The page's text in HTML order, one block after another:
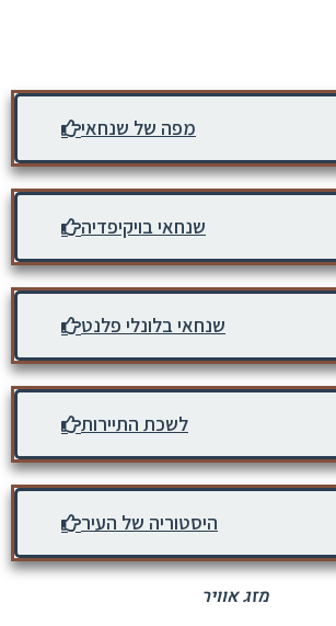
מפה של שנחאי
שנחאי בויקיפדיה
שנחאי בלונלי פלנט
לשכת התיירות
היסטוריה של העיר
מזג אוויר